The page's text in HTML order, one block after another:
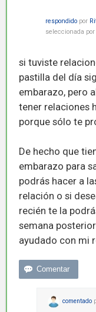
respondido por
seleccionada por
si tuviste
pastilla del día
embarazo, pero
tener relaciones
porque sólo te
De hecho que
embarazo para
podrás hacer a
relación o si
recién te la
semana
ayudado con mi
comentado